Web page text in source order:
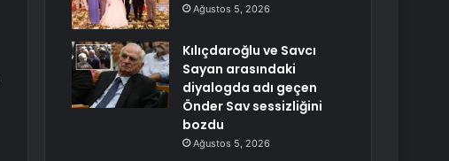
Ağustos 5, 2026
Kılıçdaroğlu ve Savcı
Sayan arasındaki
diyalogda adı geçen
Önder Sav sessizliğini
bozdu
Ağustos 5, 2026